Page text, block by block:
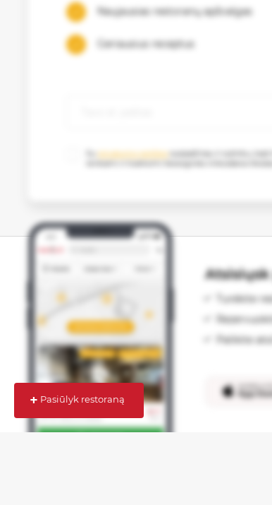
+ Pasiūlyk restoraną
Naujausias restoranų apžvalgas
Geriausius receptus
privatumo politika
Turėkite
Palikite